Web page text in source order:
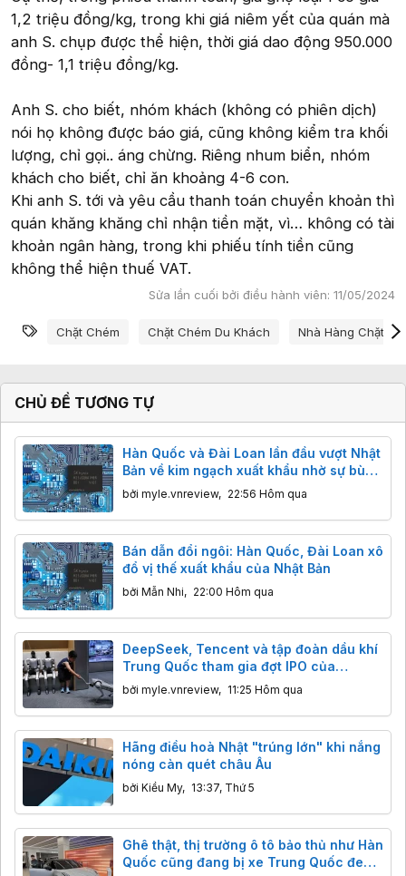
1,2 triệu đồng/kg, trong khi giá niêm yết của quán mà
anh S. chụp được thể hiện, thời giá dao động 950.000
đồng- 1,1 triệu đồng/kg.
Anh S. cho biết, nhóm khách (không có phiên dịch)
nói họ không được báo giá, cũng không kiểm tra khối
lượng, chỉ gọi.. áng chừng. Riêng nhum biển, nhóm
khách cho biết, chỉ ăn khoảng 4-6 con.
Khi anh S. tới và yêu cầu thanh toán chuyển khoản thì
quán khăng khăng chỉ nhận tiền mặt, vì… không có tài
khoản ngân hàng, trong khi phiếu tính tiền cũng
không thể hiện thuế VAT.
Sửa lần cuối bởi điều hành viên: 11/05/2024
Từ khóa
Chặt Chém Chặt Chém Du Khách Nhà Hàng Chặt
CHỦ ĐỀ TƯƠNG TỰ
Hàn Quốc và Đài Loan lần đầu vượt Nhật
Bản về kim ngạch xuất khẩu nhờ sự bùng
nổ của AI
bởi myle.vnreview, 22:56 Hôm qua
Bán dẫn đổi ngôi: Hàn Quốc, Đài Loan xô
đổ vị thế xuất khẩu của Nhật Bản
bởi Mẫn Nhi, 22:00 Hôm qua
DeepSeek, Tencent và tập đoàn dầu khí
Trung Quốc tham gia đợt IPO của
Unitree
bởi myle.vnreview, 11:25 Hôm qua
Hãng điều hoà Nhật "trúng lớn" khi nắng
nóng càn quét châu Âu
bởi Kiều My, 13:37, Thứ 5
Ghê thật, thị trường ô tô bảo thủ như Hàn
Quốc cũng đang bị xe Trung Quốc đe